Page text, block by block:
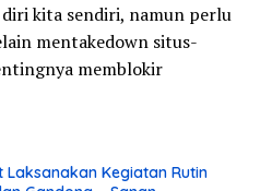
kita sendiri, namun perlu
mentakedown situs-
memblokir
Laksanakan Kegiatan Rutin